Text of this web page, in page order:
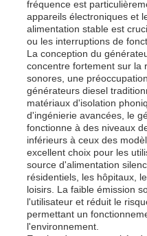
groupe électrogène à
Groupe électrogène à
Ensemble de
Groupe électrogène
Groupe électrogène
fréquence est
appareils électroniques et
alimentation stable est
ou les interruptions de
La conception du
concentre fortement sur la
sonores, une
générateurs diesel
matériaux d'isolation
d'ingénierie avancées, le
fonctionne à des niveaux
inférieurs à ceux des
excellent choix pour les
source d'alimentation
résidentiels, les hôpitaux,
loisirs. La faible émission
l'utilisateur et réduit le
permettant un
l'environnement.